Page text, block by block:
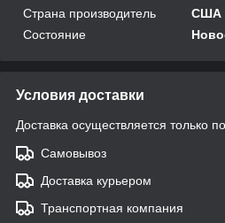
Страна производитель
США
Состояние
Условия доставки
Доставка осуществляется только
Самовывоз
Доставка курьером
Транспортная компания